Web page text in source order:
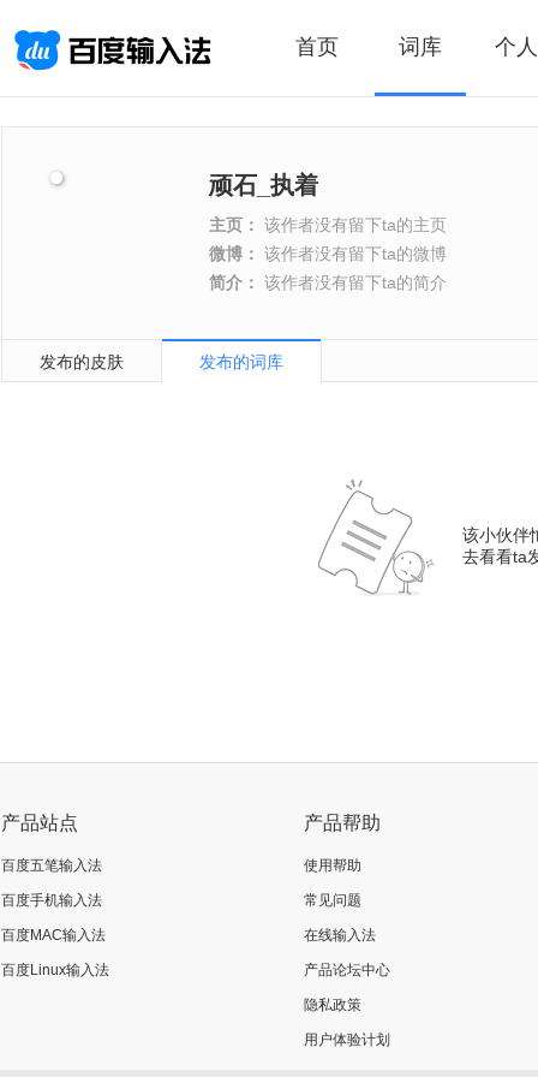
首页 词库 个
顽石_执着
主页： 该作者没有留下ta的主页
微博： 该作者没有留下ta的微博
简介： 该作者没有留下ta的简介
发布的皮肤 发布的词库
该小伙伴
去看看ta
产品站点
百度五笔输入法
百度手机输入法
百度MAC输入法
百度Linux输入法
产品帮助
使用帮助
常见问题
在线输入法
产品论坛中心
隐私政策
用户体验计划